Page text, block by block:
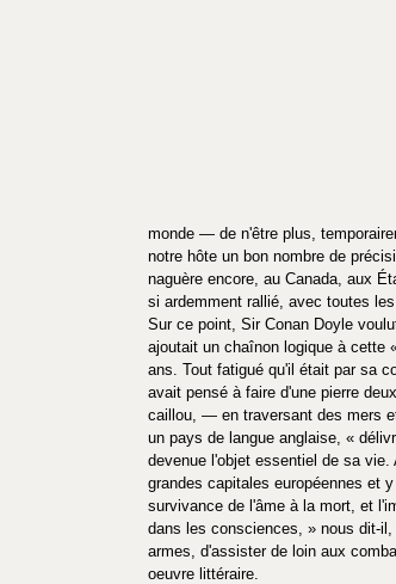
monde — de n'être plus,
notre hôte un bon nombre de
naguère encore, au Canada, aux
si ardemment rallié, avec toutes
Sur ce point, Sir Conan Doyle
ajoutait un chaînon logique à cette
ans. Tout fatigué qu'il était par sa
avait pensé à faire d'une pierre
caillou, — en traversant des mers
un pays de langue anglaise, «
devenue l'objet essentiel de sa
grandes capitales européennes et
survivance de l'âme à la mort, et
dans les consciences, » nous dit-
armes, d'assister de loin aux
oeuvre littéraire.